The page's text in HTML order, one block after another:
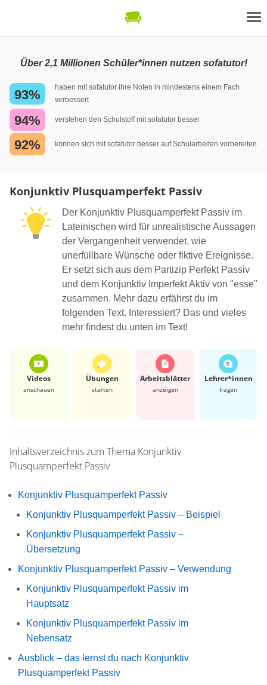
Über 2,1 Millionen Schüler*innen nutzen sofatutor!
93%
haben mit sofatutor ihre Noten in mindestens einem Fach
verbessert
94% verstehen den Schulstoff mit sofatutor besser
92% können sich mit sofatutor besser auf Schularbeiten vorbereiten
Konjunktiv Plusquamperfekt Passiv
Der Konjunktiv Plusquamperfekt Passiv im
Lateinischen wird für unrealistische Aussagen
der Vergangenheit verwendet, wie
unerfüllbare Wünsche oder fiktive Ereignisse.
Er setzt sich aus dem Partizip Perfekt Passiv
und dem Konjunktiv Imperfekt Aktiv von "esse"
zusammen. Mehr dazu erfährst du im
folgenden Text. Interessiert? Das und vieles
mehr findest du unten im Text!
Videos
anschauen
Übungen
starten
Arbeits­blätter
anzeigen
Lehrer*​innen
fragen
Inhaltsverzeichnis zum Thema Konjunktiv
Plusquamperfekt Passiv
Konjunktiv Plusquamperfekt Passiv
Konjunktiv Plusquamperfekt Passiv – Beispiel
Konjunktiv Plusquamperfekt Passiv –
Übersetzung
Konjunktiv Plusquamperfekt Passiv – Verwendung
Konjunktiv Plusquamperfekt Passiv im
Hauptsatz
Konjunktiv Plusquamperfekt Passiv im
Nebensatz
Ausblick – das lernst du nach Konjunktiv
Plusquamperfekt Passiv